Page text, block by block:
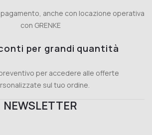
anche con locazione operativa
con GRENKE
per grandi quantità
per accedere alle offerte
sul tuo ordine.
NEWSLETTER